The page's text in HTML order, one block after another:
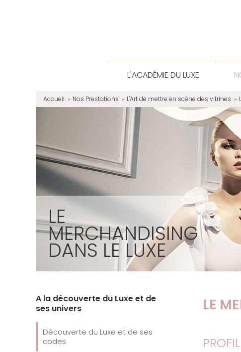
L'ACADÉMIE DU LUXE
Accueil Nos Prestations L'Art de mettre en scène des vitrines
LE
MERCHANDISING
DANS LE LUXE
A la découverte du Luxe et de
ses univers
Découverte du Luxe et de ses
codes
LE
PROFIL